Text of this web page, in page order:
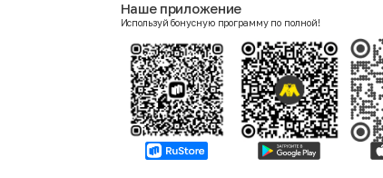
Женский
Согласие на получение чеков по электронной почте
Наше приложение
Используй бонусную программу по полной!